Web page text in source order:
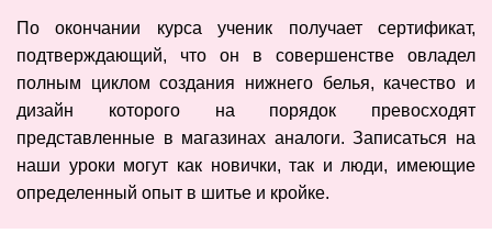
По окончании курса ученик получает сертификат,
подтверждающий, что он в совершенстве овладел
полным циклом создания нижнего белья, качество и
дизайн которого на порядок превосходят
представленные в магазинах аналоги. Записаться на
наши уроки могут как новички, так и люди, имеющие
определенный опыт в шитье и кройке.